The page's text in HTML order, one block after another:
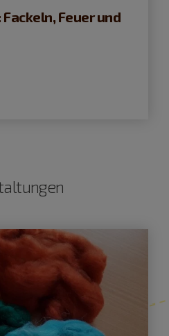
Feuer und